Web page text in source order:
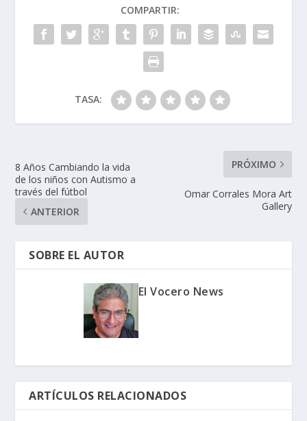
COMPARTIR:
TASA:
8 Años Cambiando la vida
de los niños con Autismo a
través del fútbol
ANTERIOR
PRÓXIMO
Omar Corrales Mora Art
Gallery
SOBRE EL AUTOR
El Vocero News
ARTÍCULOS RELACIONADOS